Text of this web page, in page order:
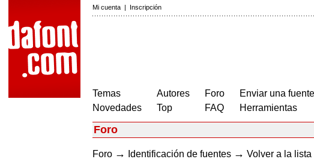
Mi cuenta | Inscripción
Temas
Novedades
Autores
Top
Foro
FAQ
Enviar una fuente
Herramientas
Foro
Foro → Identificación de fuentes → Volver a la lista